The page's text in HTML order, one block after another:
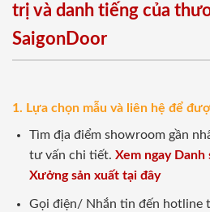
trị và danh tiếng của
SaigonDoor
1. Lựa chọn mẫu và liên hệ để
Tìm địa điểm showroom gần
tư vấn chi tiết. Xem ngay
Xưởng sản xuất tại đây
Gọi điện/ Nhắn tin đến hotline